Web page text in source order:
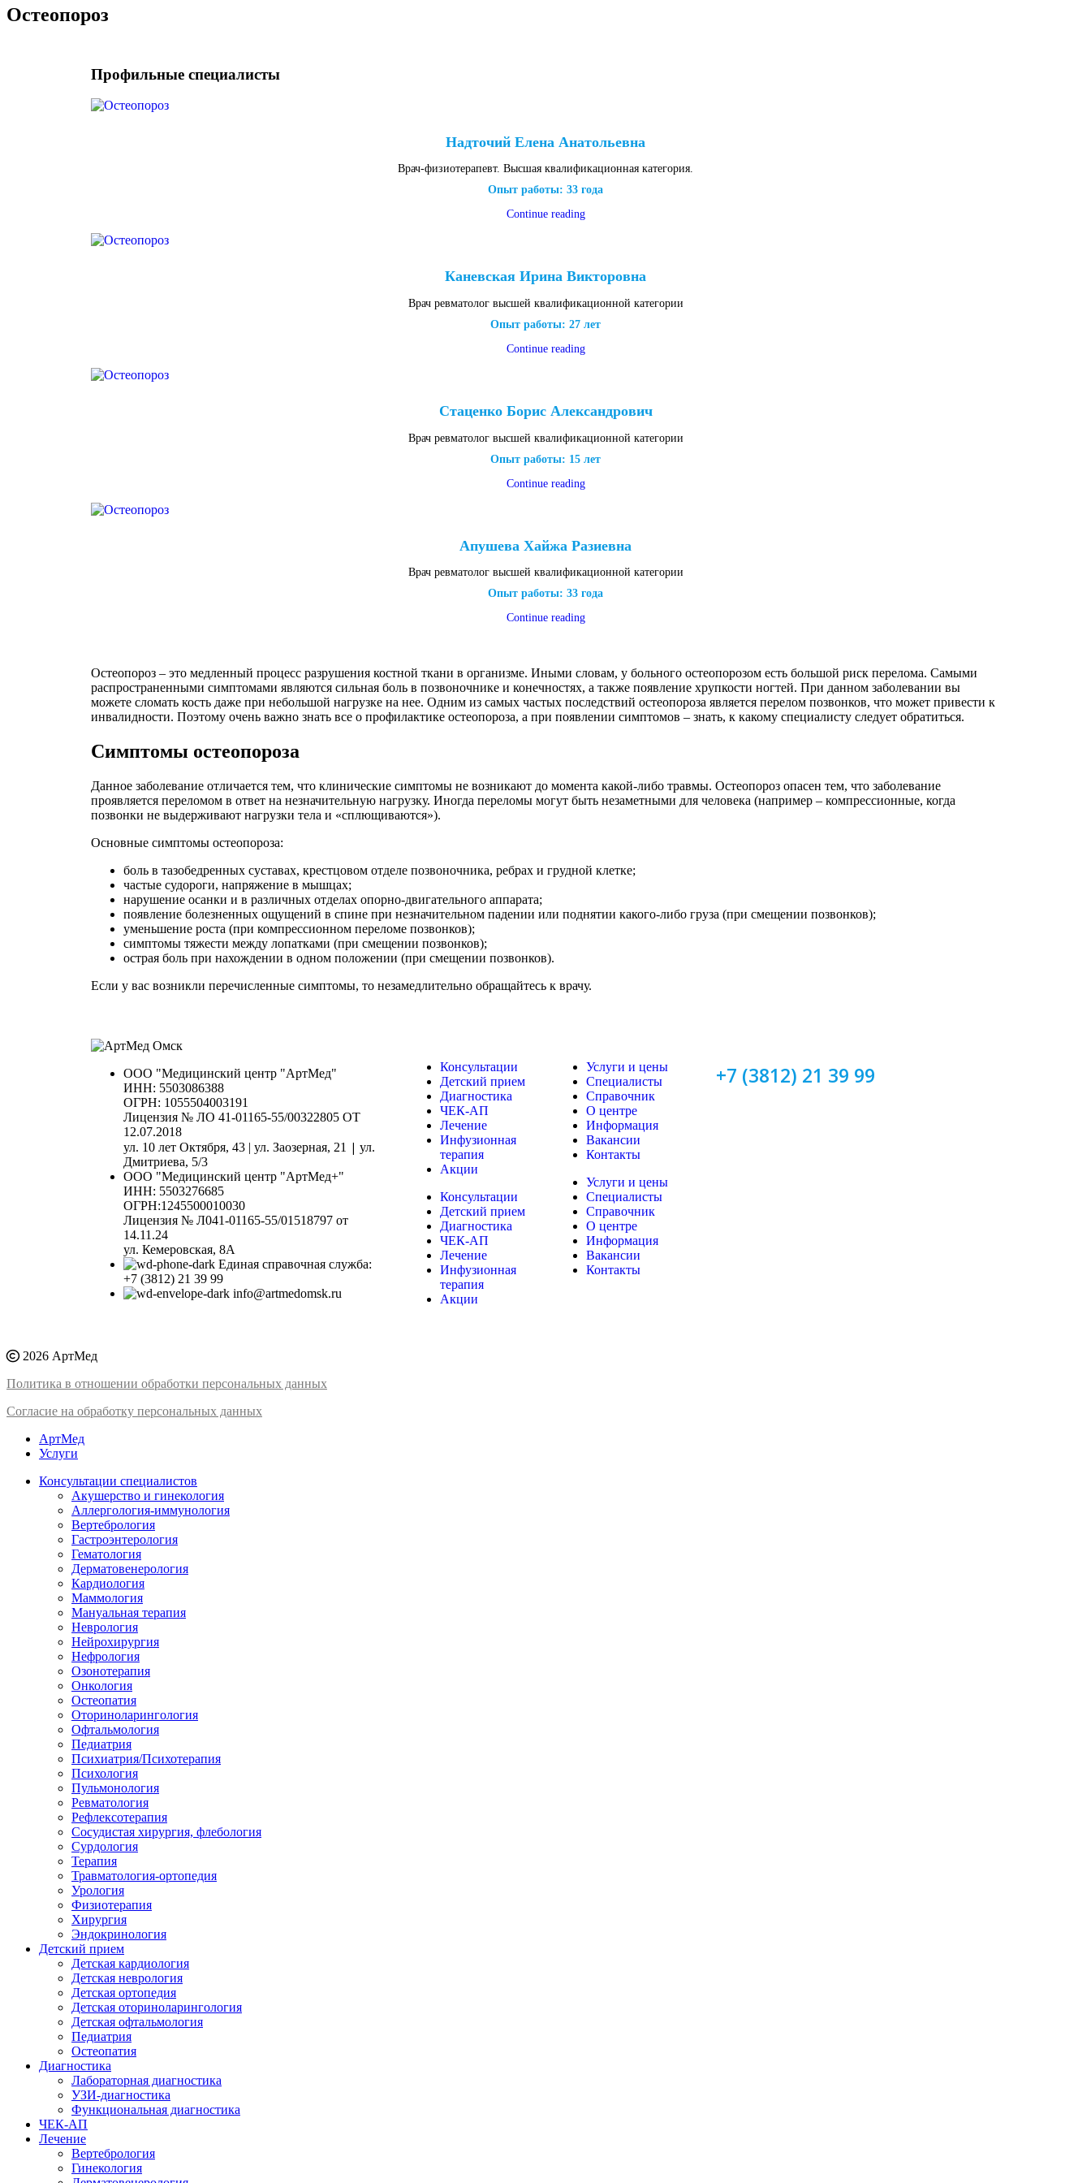
Остеопороз
Профильные специалисты
Надточий Елена Анатольевна
Врач-физиотерапевт. Высшая квалификационная категория.
Опыт работы: 33 года
Continue reading
Каневская Ирина Викторовна
Врач ревматолог высшей квалификационной категории
Опыт работы: 27 лет
Continue reading
Стаценко Борис Александрович
Врач ревматолог высшей квалификационной категории
Опыт работы: 15 лет
Continue reading
Апушева Хайжа Разиевна
Врач ревматолог высшей квалификационной категории
Опыт работы: 33 года
Continue reading
Остеопороз – это медленный процесс разрушения костной ткани в организме. Иными словам, у больного остеопорозом есть большой риск перелома. Самыми
распространенными симптомами являются сильная боль в позвоночнике и конечностях, а также появление хрупкости ногтей. При данном заболевании вы
можете сломать кость даже при небольшой нагрузке на нее. Одним из самых частых последствий остеопороза является перелом позвонков, что может привести к
инвалидности. Поэтому очень важно знать все о профилактике остеопороза, а при появлении симптомов – знать, к какому специалисту следует обратиться.
Симптомы остеопороза
Данное заболевание отличается тем, что клинические симптомы не возникают до момента какой-либо травмы. Остеопороз опасен тем, что заболевание
проявляется переломом в ответ на незначительную нагрузку. Иногда переломы могут быть незаметными для человека (например – компрессионные, когда
позвонки не выдерживают нагрузки тела и «сплющиваются»).
Основные симптомы остеопороза:
боль в тазобедренных суставах, крестцовом отделе позвоночника, ребрах и грудной клетке;
частые судороги, напряжение в мышцах;
нарушение осанки и в различных отделах опорно-двигательного аппарата;
появление болезненных ощущений в спине при незначительном падении или поднятии какого-либо груза (при смещении позвонков);
уменьшение роста (при компрессионном переломе позвонков);
симптомы тяжести между лопатками (при смещении позвонков);
острая боль при нахождении в одном положении (при смещении позвонков).
Если у вас возникли перечисленные симптомы, то незамедлительно обращайтесь к врачу.
ООО "Медицинский центр "АртМед"
ИНН: 5503086388
ОГРН: 1055504003191
Лицензия № ЛО 41-01165-55/00322805 ОТ
12.07.2018
ул. 10 лет Октября, 43 | ул. Заозерная, 21 | ул.
Дмитриева, 5/3
ООО "Медицинский центр "АртМед+"
ИНН: 5503276685
ОГРН:1245500010030
Лицензия № Л041-01165-55/01518797 от
14.11.24
ул. Кемеровская, 8А
Единая справочная служба:
+7 (3812) 21 39 99
info@artmedomsk.ru
Консультации
Детский прием
Диагностика
ЧЕК-АП
Лечение
Инфузионная
терапия
Акции
Консультации
Детский прием
Диагностика
ЧЕК-АП
Лечение
Инфузионная
терапия
Акции
Услуги и цены
Специалисты
Справочник
О центре
Информация
Вакансии
Контакты
Услуги и цены
Специалисты
Справочник
О центре
Информация
Вакансии
Контакты
+7 (3812) 21 39 99
2026 АртМед
Политика в отношении обработки персональных данных
Согласие на обработку персональных данных
АртМед
Услуги
Консультации специалистов
Акушерство и гинекология
Аллергология-иммунология
Вертебрология
Гастроэнтерология
Гематология
Дерматовенерология
Кардиология
Маммология
Мануальная терапия
Неврология
Нейрохирургия
Нефрология
Озонотерапия
Онкология
Остеопатия
Оториноларингология
Офтальмология
Педиатрия
Психиатрия/Психотерапия
Психология
Пульмонология
Ревматология
Рефлексотерапия
Сосудистая хирургия, флебология
Сурдология
Терапия
Травматология-ортопедия
Урология
Физиотерапия
Хирургия
Эндокринология
Детский прием
Детская кардиология
Детская неврология
Детская ортопедия
Детская оториноларингология
Детская офтальмология
Педиатрия
Остеопатия
Диагностика
Лабораторная диагностика
УЗИ-диагностика
Функциональная диагностика
ЧЕК-АП
Лечение
Вертебрология
Гинекология